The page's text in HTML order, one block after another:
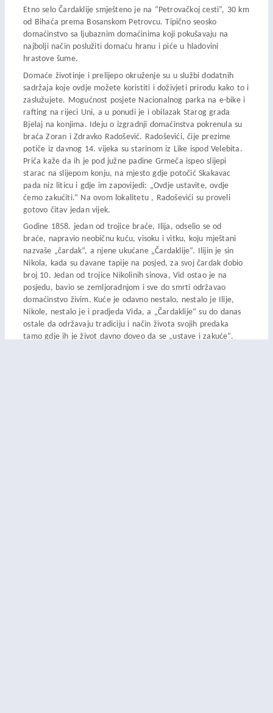
Etno selo Čardaklije smješteno je na “Petrovačkoj cesti”, 30 km
od Bihaća prema Bosanskom Petrovcu. Tipično seosko
domaćinstvo sa ljubaznim domaćinima koji pokušavaju na
najbolji način poslužiti domaću hranu i piće u hladovini
hrastove šume.
Domaće životinje i prelijepo okruženje su u službi dodatnih
sadržaja koje ovdje možete koristiti i doživjeti prirodu kako to i
zaslužujete. Mogućnost posjete Nacionalnog parka na e-bike i
rafting na rijeci Uni, a u ponudi je i obilazak Starog grada
Bjelaj na konjima. Ideju o izgradnji domaćinstva pokrenula su
braća Zoran i Zdravko Radošević. Radoševići, čije prezime
potiče iz davnog 14. vijeka su starinom iz Like ispod Velebita.
Priča kaže da ih je pod južne padine Grmeča ispeo slijepi
starac na slijepom konju, na mjesto gdje potočić Skakavac
pada niz liticu i gdje im zapovijedi: „Ovdje ustavite, ovdje
ćemo zakućiti.“ Na ovom lokalitetu , Radoševići su proveli
gotovo čitav jedan vijek.
Godine 1858. jedan od trojice braće, Ilija, odselio se od
braće, napravio neobičnu kuću, visoku i vitku, koju mještani
nazvaše „čardak“, a njene ukućane „Čardaklije“. Ilijin je sin
Nikola, kada su davane tapije na posjed, za svoj čardak dobio
broj 10. Jedan od trojice Nikolinih sinova, Vid ostao je na
posjedu, bavio se zemljoradnjom i sve do smrti održavao
domaćinstvo živim. Kuće je odavno nestalo, nestalo je Ilije,
Nikole, nestalo je i pradjeda Vida, a „Čardaklije“ su do danas
ostale da održavaju tradiciju i način života svojih predaka
tamo gdje ih je život davno doveo da se „ustave i zakuće“.